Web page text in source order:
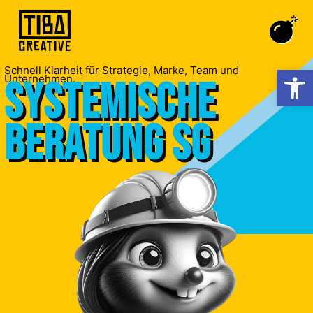
Schnell Klarheit für Strategie, Marke, Team und
Unternehmen.
Systemische
Beratung SG